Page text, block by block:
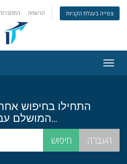
הרשמה צפייה בעגלת הקניות
התחילו בחיפוש
המושלם עבורכם...